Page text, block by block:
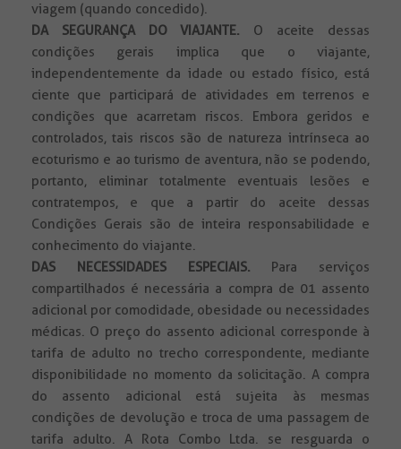
viagem (quando concedido).
DA SEGURANÇA DO VIAJANTE. O aceite dessas
condições gerais implica que o viajante,
independentemente da idade ou estado físico, está
ciente que participará de atividades em terrenos e
condições que acarretam riscos. Embora geridos e
controlados, tais riscos são de natureza intrínseca ao
ecoturismo e ao turismo de aventura, não se podendo,
portanto, eliminar totalmente eventuais lesões e
contratempos, e que a partir do aceite dessas
Condições Gerais são de inteira responsabilidade e
conhecimento do viajante.
DAS NECESSIDADES ESPECIAIS. Para serviços
compartilhados é necessária a compra de 01 assento
adicional por comodidade, obesidade ou necessidades
médicas. O preço do assento adicional corresponde à
tarifa de adulto no trecho correspondente, mediante
disponibilidade no momento da solicitação. A compra
do assento adicional está sujeita às mesmas
condições de devolução e troca de uma passagem de
tarifa adulto. A Rota Combo Ltda. se resguarda o